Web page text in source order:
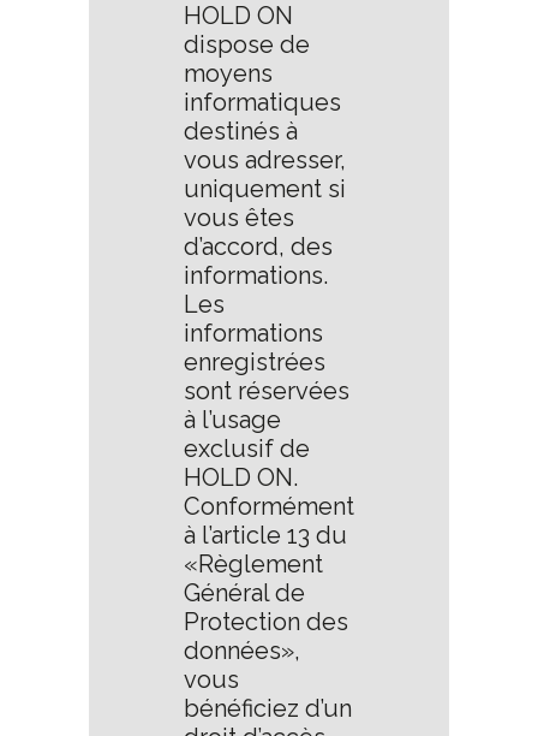
HOLD ON
dispose de
moyens
informatiques
destinés à
vous adresser,
uniquement si
vous êtes
d’accord, des
informations.
Les
informations
enregistrées
sont réservées
à l’usage
exclusif de
HOLD ON.
Conformément
à l’article 13 du
«Règlement
Général de
Protection des
données»,
vous
bénéficiez d’un